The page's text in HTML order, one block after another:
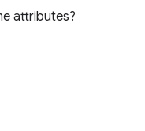
attributes?